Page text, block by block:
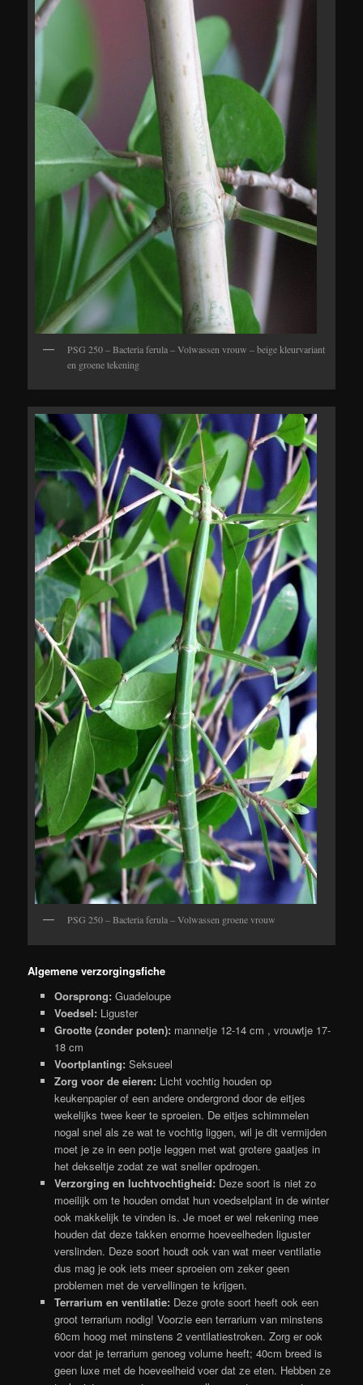
PSG 250 – Bacteria ferula – Volwassen vrouw – beige kleurvariant
en groene tekening
PSG 250 – Bacteria ferula – Volwassen groene vrouw
Algemene verzorgingsfiche
Oorsprong: Guadeloupe
Voedsel: Liguster
Grootte (zonder poten): mannetje 12-14 cm , vrouwtje 17-
18 cm
Voortplanting: Seksueel
Zorg voor de eieren: Licht vochtig houden op
keukenpapier of een andere ondergrond door de eitjes
wekelijks twee keer te sproeien. De eitjes schimmelen
nogal snel als ze wat te vochtig liggen, wil je dit vermijden
moet je ze in een potje leggen met wat grotere gaatjes in
het dekseltje zodat ze wat sneller opdrogen.
Verzorging en luchtvochtigheid: Deze soort is niet zo
moeilijk om te houden omdat hun voedselplant in de winter
ook makkelijk te vinden is. Je moet er wel rekening mee
houden dat deze takken enorme hoeveelheden liguster
verslinden. Deze soort houdt ook van wat meer ventilatie
dus mag je ook iets meer sproeien om zeker geen
problemen met de vervellingen te krijgen.
Terrarium en ventilatie: Deze grote soort heeft ook een
groot terrarium nodig! Voorzie een terrarium van minstens
60cm hoog met minstens 2 ventilatiestroken. Zorg er ook
voor dat je terrarium genoeg volume heeft; 40cm breed is
geen luxe met de hoeveelheid voer dat ze eten. Hebben ze